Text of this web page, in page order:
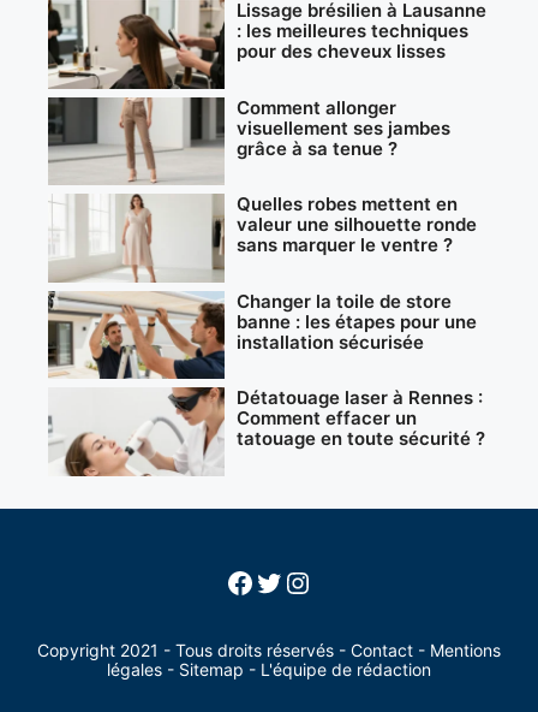
Lissage brésilien à Lausanne
: les meilleures techniques
pour des cheveux lisses
Comment allonger
visuellement ses jambes
grâce à sa tenue ?
Quelles robes mettent en
valeur une silhouette ronde
sans marquer le ventre ?
Changer la toile de store
banne : les étapes pour une
installation sécurisée
Détatouage laser à Rennes :
Comment effacer un
tatouage en toute sécurité ?
Facebook
Twitter
Instagram
Copyright 2021 - Tous droits réservés - Contact - Mentions
légales - Sitemap - L'équipe de rédaction